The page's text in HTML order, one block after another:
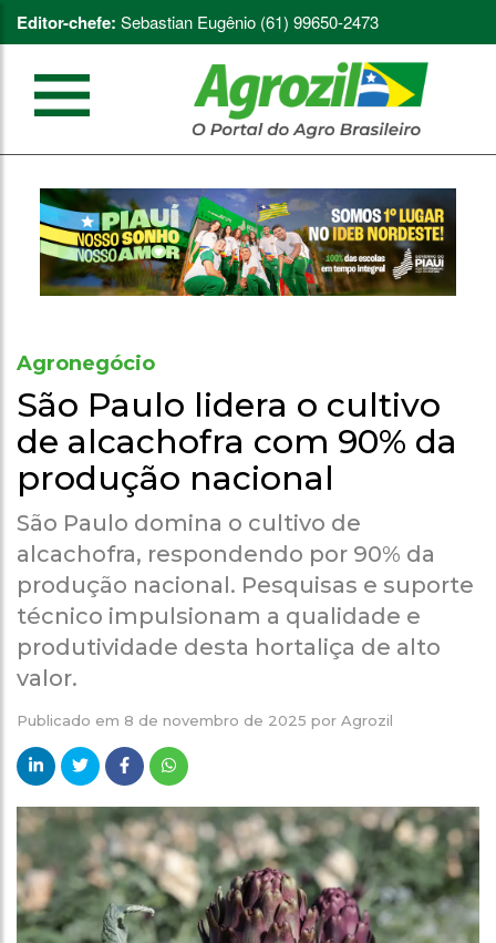
Editor-chefe: Sebastian Eugênio (61) 99650-2473
Agronegócio
São Paulo lidera o cultivo
de alcachofra com 90% da
produção nacional
São Paulo domina o cultivo de
alcachofra, respondendo por 90% da
produção nacional. Pesquisas e suporte
técnico impulsionam a qualidade e
produtividade desta hortaliça de alto
valor.
Publicado em 8 de novembro de 2025 por Agrozil